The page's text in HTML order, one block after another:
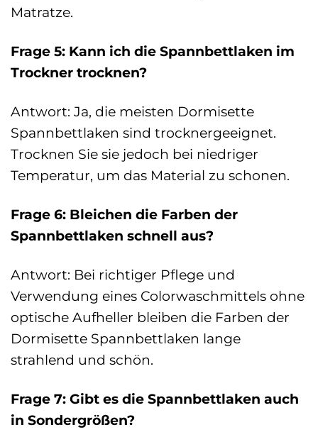
Matratze.
Frage 5: Kann ich die Spannbettlaken im
Trockner trocknen?
Antwort: Ja, die meisten Dormisette
Spannbettlaken sind trocknergeeignet.
Trocknen Sie sie jedoch bei niedriger
Temperatur, um das Material zu schonen.
Frage 6: Bleichen die Farben der
Spannbettlaken schnell aus?
Antwort: Bei richtiger Pflege und
Verwendung eines Colorwaschmittels ohne
optische Aufheller bleiben die Farben der
Dormisette Spannbettlaken lange
strahlend und schön.
Frage 7: Gibt es die Spannbettlaken auch
in Sondergrößen?